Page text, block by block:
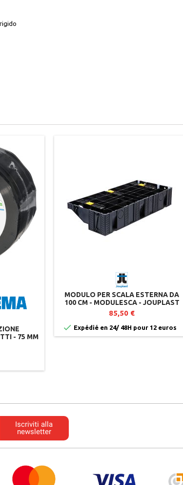
- 75 MM
MODULO PER SCALA ESTERNA DA
100 CM - MODULESCA - JOUPLAST
85,50 €
 Expédié en 24/ 48H pour 12 euros
Iscriviti alla
newsletter